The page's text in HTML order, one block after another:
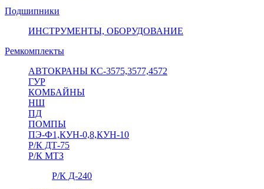
Подшипники
ИНСТРУМЕНТЫ, ОБОРУДОВАНИЕ
Ремкомплекты
АВТОКРАНЫ КС-3575,3577,4572
ГУР
КОМБАЙНЫ
НШ
ПД
ПОМПЫ
ПЭ-Ф1,КУН-0,8,КУН-10
Р/К ДТ-75
Р/К МТЗ
Р/К Д-240